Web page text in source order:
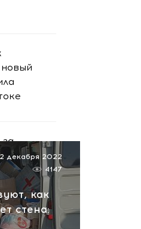
как
стена:
декабря 2022
4147